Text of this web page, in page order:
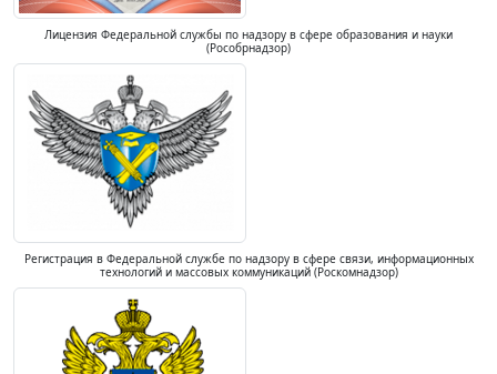
Лицензия Федеральной службы по надзору в сфере образования и науки
(Рособрнадзор)
Регистрация в Федеральной службе по надзору в сфере связи, информационных
технологий и массовых коммуникаций (Роскомнадзор)